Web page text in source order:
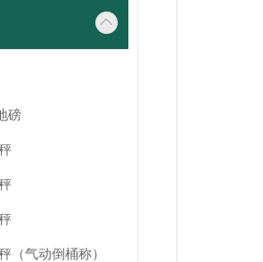
磅
（气动倒桶称）